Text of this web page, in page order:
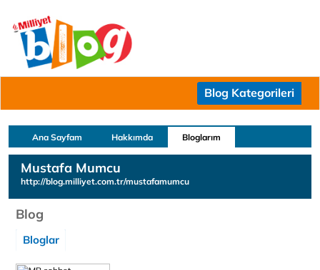
Blog Kategorileri
Ana Sayfam Hakkımda Bloglarım
Mustafa Mumcu
http://blog.milliyet.com.tr/mustafamumcu
Blog
Bloglar